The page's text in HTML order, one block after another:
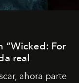
“Wicked: For
real
ahora parte